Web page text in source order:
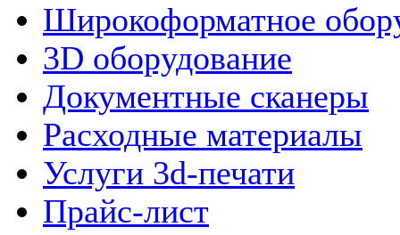
Широкоформатное
3D оборудование
Документные сканеры
Расходные материалы
Услуги 3d-печати
Прайс-лист